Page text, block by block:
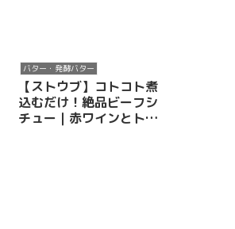
バター・発酵バター
【ストウブ】コトコト煮
込むだけ！絶品ビーフシ
チュー｜赤ワインとトマ